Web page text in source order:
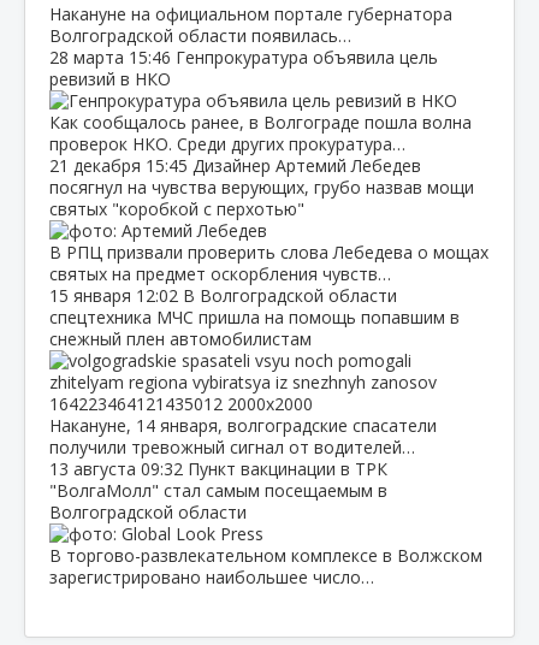
Накануне на официальном портале губернатора
Волгоградской области появилась…
28 марта 15:46 Генпрокуратура объявила цель
ревизий в НКО
Как сообщалось ранее, в Волгограде пошла волна
проверок НКО. Среди других прокуратура…
21 декабря 15:45 Дизайнер Артемий Лебедев
посягнул на чувства верующих, грубо назвав мощи
святых "коробкой с перхотью"
В РПЦ призвали проверить слова Лебедева о мощах
святых на предмет оскорбления чувств…
15 января 12:02 В Волгоградской области
спецтехника МЧС пришла на помощь попавшим в
снежный плен автомобилистам
Накануне, 14 января, волгоградские спасатели
получили тревожный сигнал от водителей…
13 августа 09:32 Пункт вакцинации в ТРК
"ВолгаМолл" стал самым посещаемым в
Волгоградской области
В торгово-развлекательном комплексе в Волжском
зарегистрировано наибольшее число…